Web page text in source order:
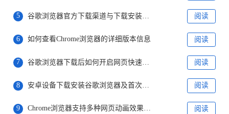
5 阅读
6 如何查看Chrome浏览器的详细版本信息 阅读
7 阅读
8 阅读
9 Chrome浏览器支持多种网页动画效果，提升互动体验 阅读